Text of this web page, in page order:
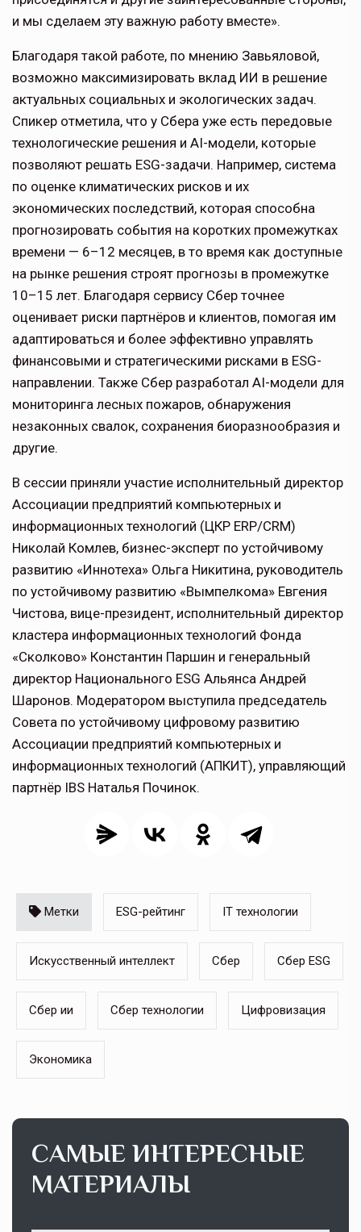
и мы сделаем эту важную работу вместе».
Благодаря такой работе, по мнению Завьяловой,
возможно максимизировать вклад ИИ в решение
актуальных социальных и экологических задач.
Спикер отметила, что у Сбера уже есть передовые
технологические решения и AI-модели, которые
позволяют решать ESG-задачи. Например, система
по оценке климатических рисков и их
экономических последствий, которая способна
прогнозировать события на коротких промежутках
времени — 6–12 месяцев, в то время как доступные
на рынке решения строят прогнозы в промежутке
10–15 лет. Благодаря сервису Сбер точнее
оценивает риски партнёров и клиентов, помогая им
адаптироваться и более эффективно управлять
финансовыми и стратегическими рисками в ESG-
направлении. Также Cбер разработал AI-модели для
мониторинга лесных пожаров, обнаружения
незаконных свалок, сохранения биоразнообразия и
другие.
В сессии приняли участие исполнительный директор
Ассоциации предприятий компьютерных и
информационных технологий (ЦКР ERP/CRM)
Николай Комлев, бизнес-эксперт по устойчивому
развитию «Иннотеха» Ольга Никитина, руководитель
по устойчивому развитию «Вымпелкома» Евгения
Чистова, вице-президент, исполнительный директор
кластера информационных технологий Фонда
«Сколково» Константин Паршин и генеральный
директор Национального ESG Альянса Андрей
Шаронов. Модератором выступила председатель
Совета по устойчивому цифровому развитию
Ассоциации предприятий компьютерных и
информационных технологий (АПКИТ), управляющий
партнёр IBS Наталья Починок.
Метки ESG-рейтинг IT технологии
Искусственный интеллект Сбер Сбер ESG
Сбер ии Сбер технологии Цифровизация
Экономика
САМЫЕ ИНТЕРЕСНЫЕ
МАТЕРИАЛЫ